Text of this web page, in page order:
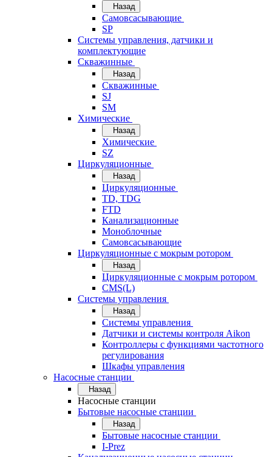
Назад
Самовсасывающие
SP
Системы управления, датчики и
комплектующие
Скважинные
Назад
Скважинные
SJ
SM
Химические
Назад
Химические
SZ
Циркуляционные
Назад
Циркуляционные
TD, TDG
FTD
Канализационные
Моноблочные
Самовсасывающие
Циркуляционные с мокрым ротором
Назад
Циркуляционные с мокрым ротором
CMS(L)
Системы управления
Назад
Системы управления
Датчики и системы контроля Aikon
Контроллеры с функциями частотного
регулирования
Шкафы управления
Насосные станции
Назад
Насосные станции
Бытовые насосные станции
Назад
Бытовые насосные станции
I-Prez